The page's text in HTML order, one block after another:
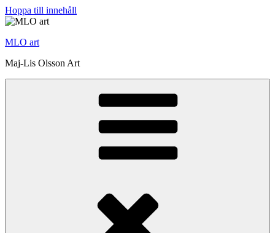
Hoppa till innehåll
MLO art
Maj-Lis Olsson Art